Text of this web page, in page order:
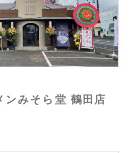
ンみそら堂 鶴田店